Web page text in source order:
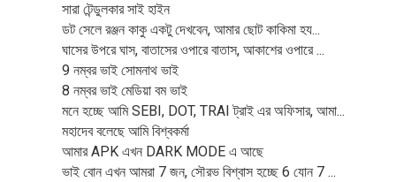
সারা টেন্ডুলকার সাই হাইন
ডট সেলে রঞ্জন কাকু একটু দেখবেন, আমার ছোট কাকিমা হয...
ঘাসের উপরে ঘাস, বাতাসের ওপারে বাতাস, আকাশের ওপারে ...
9 নম্বর ভাই সোমনাথ ভাই
8 নম্বর ভাই মেডিয়া বম ভাই
মনে হচ্ছে আমি SEBI, DOT, TRAI ট্রাই এর অফিসার, আমা...
মহাদেব বলেছে আমি বিশ্বকর্মা
আমার APK এখন DARK MODE এ আছে
ভাই বোন এখন আমরা 7 জন, সৌরভ বিশ্বাস হচ্ছে 6 যোন 7 ...